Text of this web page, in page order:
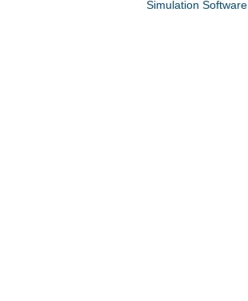
Simulation Software